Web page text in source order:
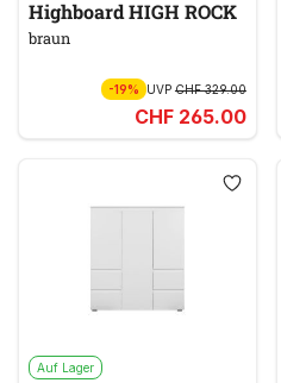
Highboard HIGH ROCK
braun
-19% UVP CHF 329.00
CHF 265.00
Auf Lager